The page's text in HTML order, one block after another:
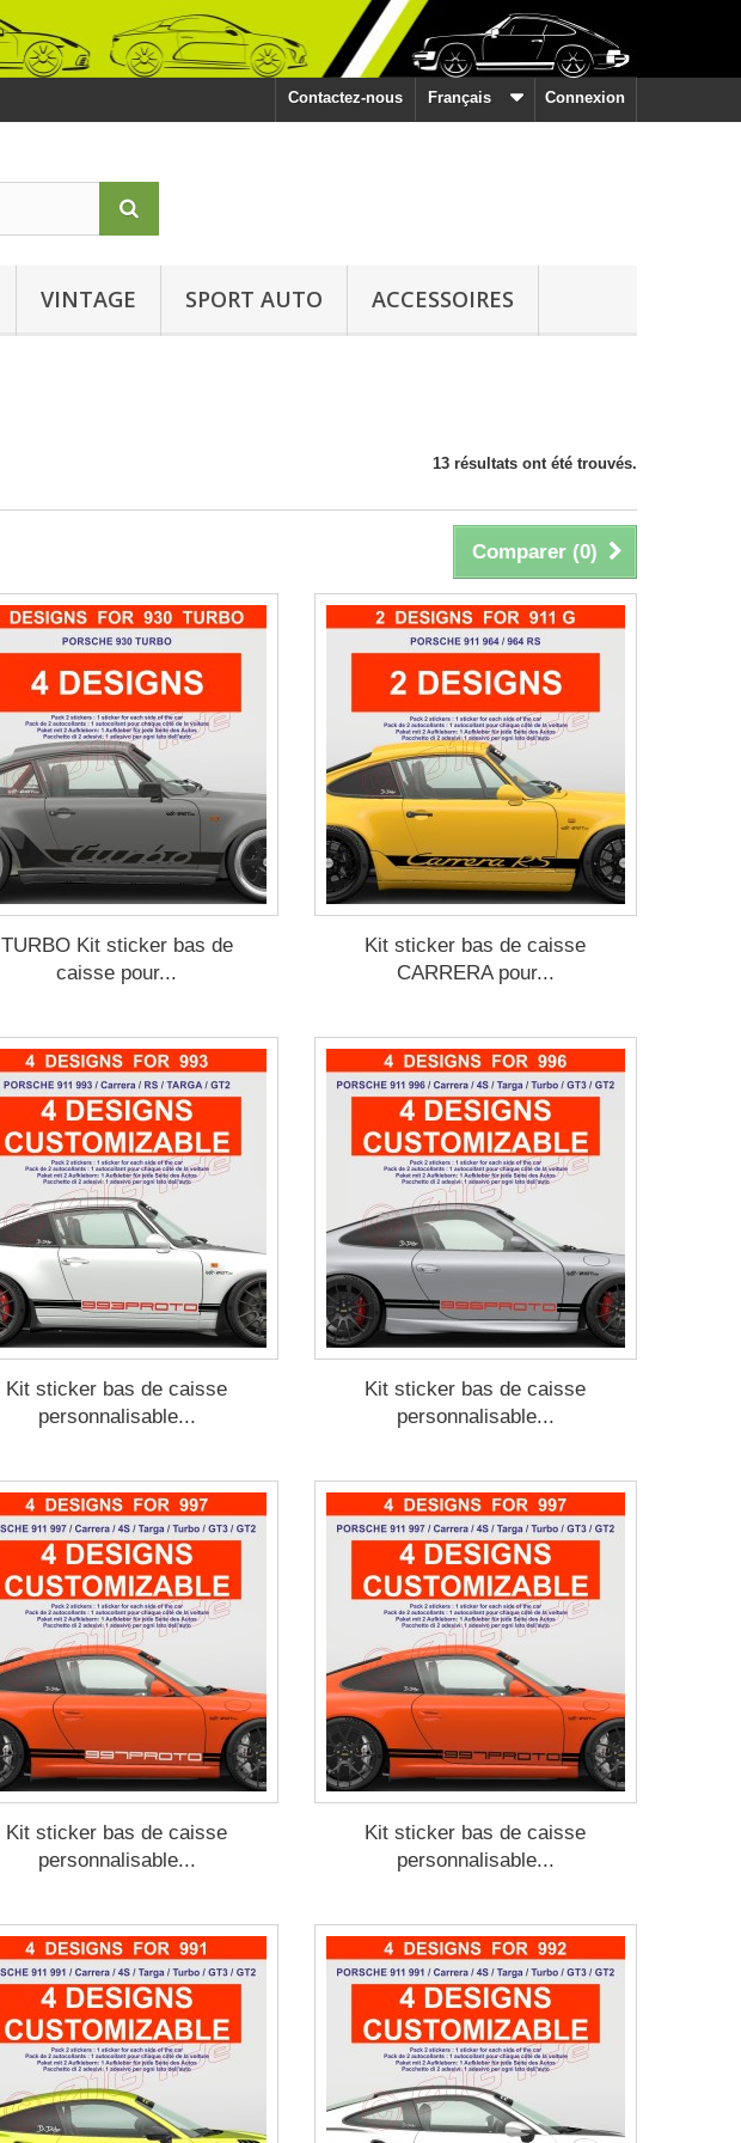
Connexion
Français
Contactez-nous
VINTAGE SPORT AUTO ACCESSOIRES
13 résultats ont été trouvés.
Comparer (0)
TURBO Kit sticker bas de
caisse pour...
Kit sticker bas de caisse
CARRERA pour...
Kit sticker bas de caisse
personnalisable...
Kit sticker bas de caisse
personnalisable...
Kit sticker bas de caisse
personnalisable...
Kit sticker bas de caisse
personnalisable...